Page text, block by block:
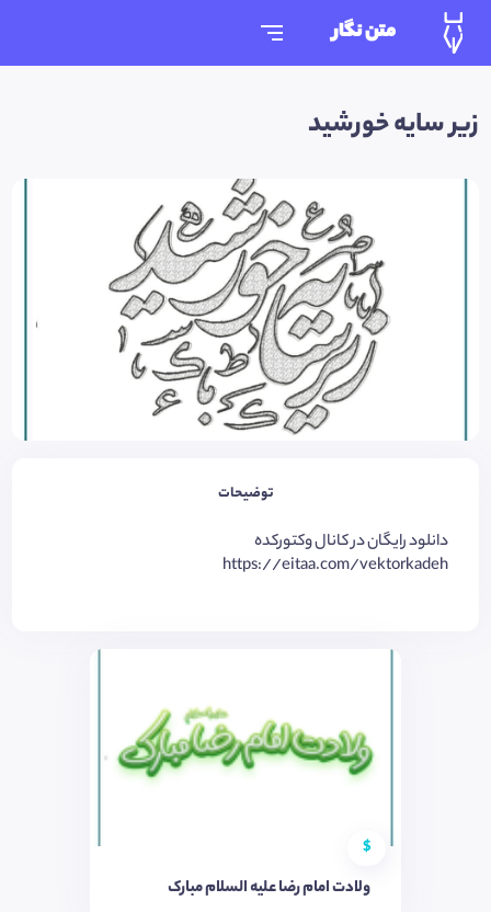
متن نگار
زیر سایه خورشید
توضیحات
دانلود رایگان در کانال وکتورکده
https://eitaa.com/vektorkadeh
$
ولادت امام رضا علیه السلام مبارک